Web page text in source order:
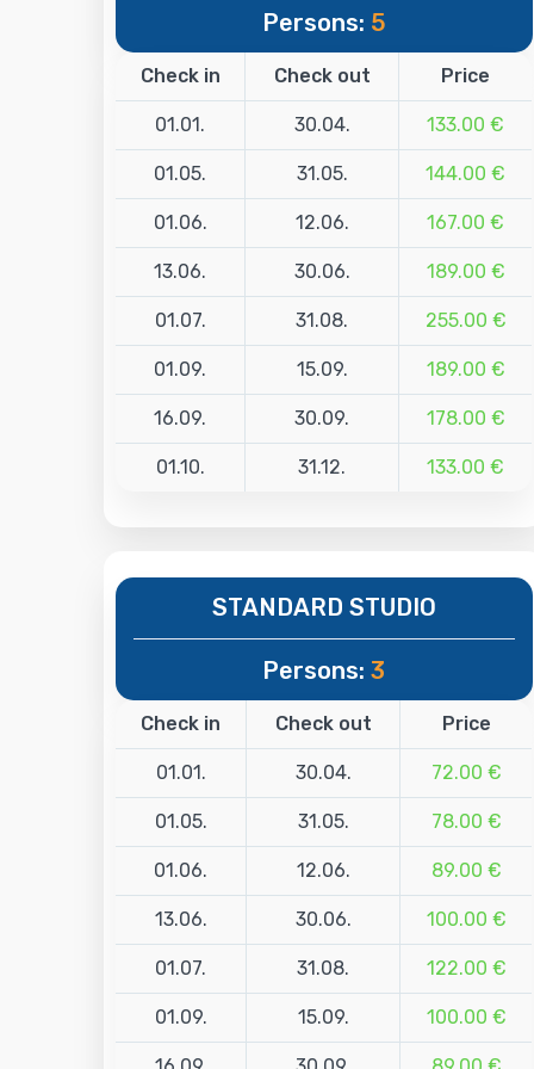
Persons: 5
Check in Check out Price
01.01. 30.04. 133.00 €
01.05. 31.05. 144.00 €
01.06. 12.06. 167.00 €
13.06. 30.06. 189.00 €
01.07. 31.08. 255.00 €
01.09. 15.09. 189.00 €
16.09. 30.09. 178.00 €
01.10. 31.12. 133.00 €
STANDARD STUDIO
Persons:3
Check in Check out Price
01.01. 30.04. 72.00 €
01.05. 31.05. 78.00 €
01.06. 12.06. 89.00 €
13.06. 30.06. 100.00 €
01.07. 31.08. 122.00 €
01.09. 15.09. 100.00 €